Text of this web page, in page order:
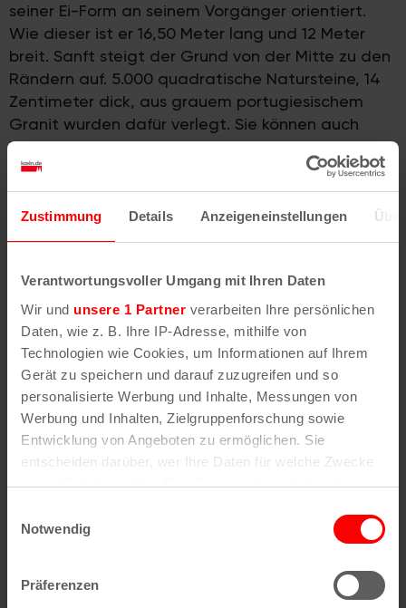
Zustimmung Details Anzeigeneinstellungen
Verantwortungsvoller Umgang mit Ihren Daten
Wir und unsere 1 Partner verarbeiten Ihre persönlichen
Daten, wie z. B. Ihre IP-Adresse, mithilfe von
Technologien wie Cookies, um Informationen auf Ihrem
Gerät zu speichern und darauf zuzugreifen und so
personalisierte Werbung und Inhalte, Messungen von
Werbung und Inhalten, Zielgruppenforschung sowie
Entwicklung von Angeboten zu ermöglichen. Sie
entscheiden darüber, wer Ihre Daten für welche Zwecke
nutzt. Sie können Ihre Einwilligung jederzeit über die
Trigger Symbol ändern oder widerrufen
Informationen über Ihre geografische Lage
Notwendig
Präferenzen
seiner Ei-Form an seinem Vorgänger orientiert.
Wie dieser ist er 16,50 Meter lang und 12 Meter
breit. Sanft steigt der Grund von der Mitte zu den
Rändern auf. 5.000 quadratische Natursteine, 14
Zentimeter dick, aus grauem portugiesischem
Granit wurden dafür verlegt. Sie können auch
befahren werden.
Kühle Umgebung an heißen Tagen
15 LED-Leuchten strahlen die Fontänen an – mal
gelb, mal blau, nach rot. Je nachdem, welche
Veranstaltungen gerade auf dem Platz
zur Weinwoche, die am Sonntag endet. Der
Brunnen sorgt an heißen Tagen für eine kühle